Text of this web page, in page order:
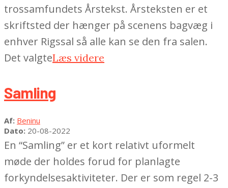
trossamfundets Årstekst. Årsteksten er et
skriftsted der hænger på scenens bagvæg i
enhver Rigssal så alle kan se den fra salen.
Det valgteLæs videre
Samling
2022-
08-
20
Af: Beninu
Dato: 20-08-2022
En “Samling” er et kort relativt uformelt
møde der holdes forud for planlagte
forkyndelsesaktiviteter. Der er som regel 2-3